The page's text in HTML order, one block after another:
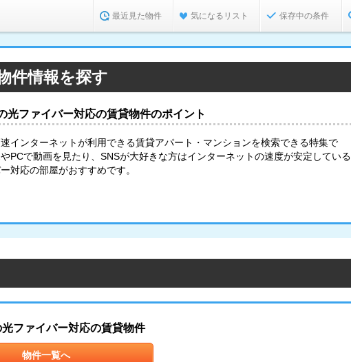
最近見た物件 気になるリスト 保存中の条件
件情報を探す
光ファイバー対応の賃貸物件のポイント
インターネットが利用できる賃貸アパート・マンションを検索できる特集で
PCで動画を見たり、SNSが大好きな方はインターネットの速度が安定している
対応の部屋がおすすめです。
ファイバー対応の賃貸物件
物件一覧へ